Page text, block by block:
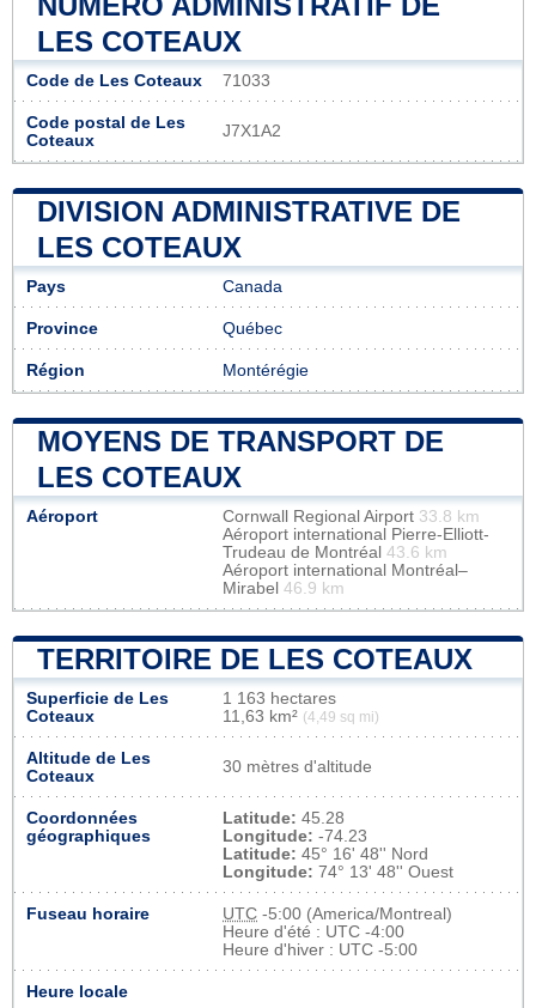
LES COTEAUX
Code de Les Coteaux 71033
Code postal de Les
Coteaux
J7X1A2
DIVISION ADMINISTRATIVE DE
LES COTEAUX
Pays Canada
Province Québec
Région Montérégie
MOYENS DE TRANSPORT DE
LES COTEAUX
Aéroport Cornwall Regional Airport 33.8 km
Aéroport international Pierre-Elliott-
Trudeau de Montréal 43.6 km
Aéroport international Montréal–
Mirabel 46.9 km
TERRITOIRE DE LES COTEAUX
Superficie de Les
Coteaux
1 163 hectares
11,63 km² (4,49 sq mi)
Altitude de Les
Coteaux
30 mètres d'altitude
Coordonnées
géographiques
Latitude: 45.28
Longitude: -74.23
Latitude: 45° 16' 48'' Nord
Longitude: 74° 13' 48'' Ouest
Fuseau horaire UTC -5:00 (America/Montreal)
Heure d'été : UTC -4:00
Heure d'hiver : UTC -5:00
Heure locale